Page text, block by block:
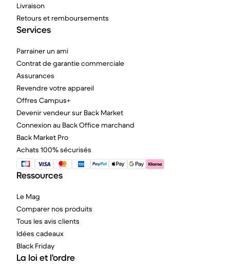
Livraison
Retours et remboursements
Services
Parrainer un ami
Contrat de garantie commerciale
Assurances
Revendre votre appareil
Offres Campus+
Devenir vendeur sur Back Market
Connexion au Back Office marchand
Back Market Pro
Achats 100% sécurisés
Ressources
Le Mag
Comparer nos produits
Tous les avis clients
Idées cadeaux
Black Friday
La loi et l'ordre